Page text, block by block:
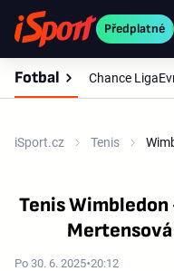
Předplatné
Fotbal Chance Liga
iSport.cz Tenis
Tenis Wimbledon
Po 30. 6. 2025 20:12